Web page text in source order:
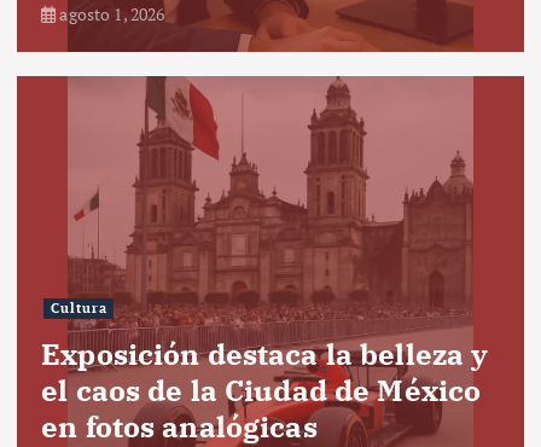
agosto 1, 2026
Cultura
Exposición destaca la belleza y
el caos de la Ciudad de México
en fotos analógicas